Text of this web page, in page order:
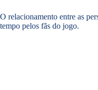
O relacionamento entre as
tempo pelos fãs do jogo.